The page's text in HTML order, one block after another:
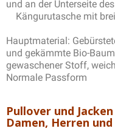
und an der Unterseite
Kängurutasche mit
Hauptmaterial:
und gekämmte Bio-
gewaschener Stoff,
Normale Passform
Pullover und
Damen, Herren